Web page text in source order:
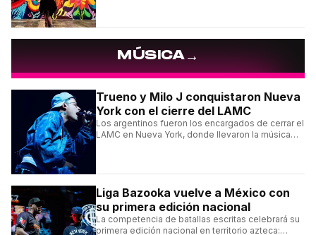
MÚSICA→
Trueno y Milo J conquistaron Nueva
York con el cierre del LAMC
Los argentinos fueron los encargados de cerrar el
LAMC en Nueva York, donde llevaron la música
Liga Bazooka vuelve a México con
su primera edición nacional
La competencia de batallas escritas celebrará su
primera edición nacional en territorio azteca: